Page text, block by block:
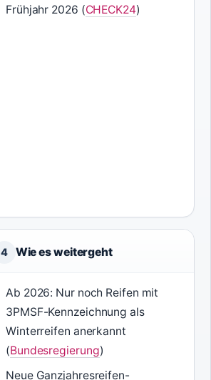
Frühjahr 2026 (CHECK24)
4 Wie es weitergeht
Ab 2026: Nur noch Reifen mit
3PMSF-Kennzeichnung als
Winterreifen anerkannt
(Bundesregierung)
Neue Ganzjahresreifen-